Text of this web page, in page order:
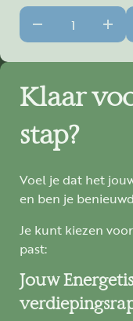
Duopakket:
Klaar
stap?
Voel je dat het
en ben je
Je kunt kiezen
past:
Jouw